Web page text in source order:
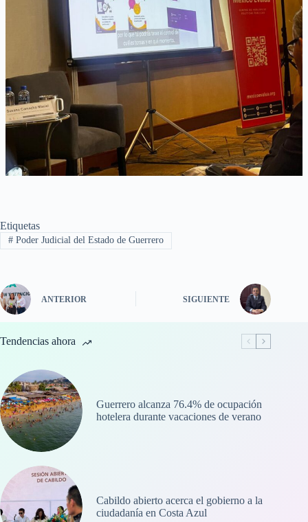
Etiquetas
#Poder Judicial del Estado de Guerrero
ANTERIOR SIGUIENTE
Tendencias ahora
Guerrero alcanza 76.4% de ocupación
hotelera durante vacaciones de verano
Cabildo abierto acerca el gobierno a la
ciudadanía en Costa Azul